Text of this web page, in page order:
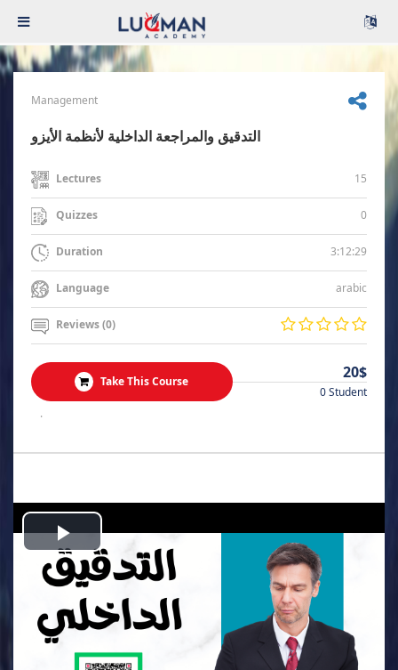
Management
التدقيق والمراجعة الداخلية لأنظمة الأيزو
Lectures 15
Quizzes 0
Duration 3:12:29
Language arabic
Reviews (0)
Take This Course 20$
0 Student
.
Play
Video